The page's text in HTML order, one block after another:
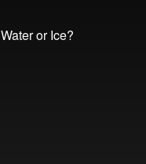
Water or Ice?